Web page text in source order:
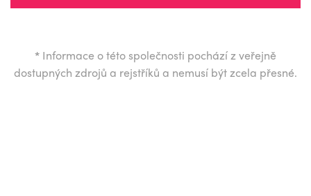
* Informace o této společnosti pochází z veřejně
dostupných zdrojů a rejstříků a nemusí být zcela přesné.